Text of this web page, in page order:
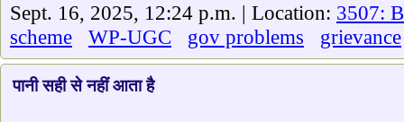
Sept. 16, 2025, 12:24 p.m. | Location: 3507:
scheme
WP-UGC gov problems grievance
पानी सही से नहीं आता है